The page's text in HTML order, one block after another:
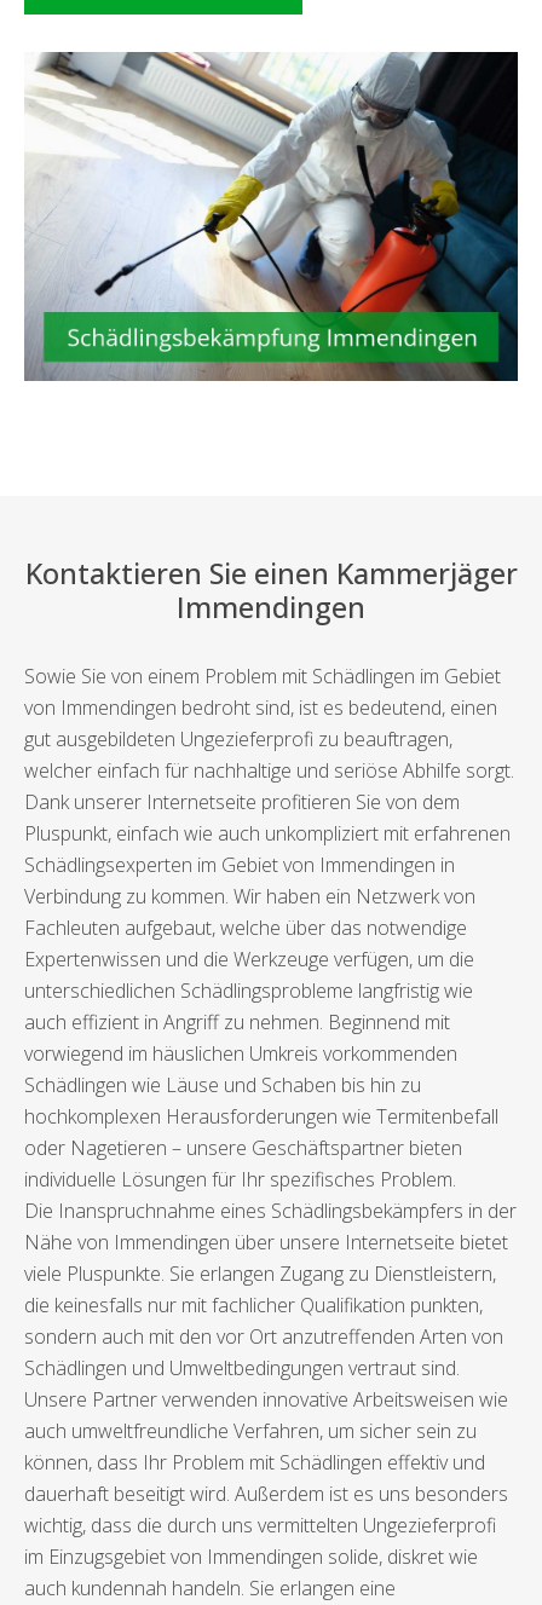
Kontaktieren Sie einen Kammerjäger
Immendingen
Sowie Sie von einem Problem mit Schädlingen im Gebiet
von Immendingen bedroht sind, ist es bedeutend, einen
gut ausgebildeten Ungezieferprofi zu beauftragen,
welcher einfach für nachhaltige und seriöse Abhilfe sorgt.
Dank unserer Internetseite profitieren Sie von dem
Pluspunkt, einfach wie auch unkompliziert mit erfahrenen
Schädlingsexperten im Gebiet von Immendingen in
Verbindung zu kommen. Wir haben ein Netzwerk von
Fachleuten aufgebaut, welche über das notwendige
Expertenwissen und die Werkzeuge verfügen, um die
unterschiedlichen Schädlingsprobleme langfristig wie
auch effizient in Angriff zu nehmen. Beginnend mit
vorwiegend im häuslichen Umkreis vorkommenden
Schädlingen wie Läuse und Schaben bis hin zu
hochkomplexen Herausforderungen wie Termitenbefall
oder Nagetieren – unsere Geschäftspartner bieten
individuelle Lösungen für Ihr spezifisches Problem.
Die Inanspruchnahme eines Schädlingsbekämpfers in der
Nähe von Immendingen über unsere Internetseite bietet
viele Pluspunkte. Sie erlangen Zugang zu Dienstleistern,
die keinesfalls nur mit fachlicher Qualifikation punkten,
sondern auch mit den vor Ort anzutreffenden Arten von
Schädlingen und Umweltbedingungen vertraut sind.
Unsere Partner verwenden innovative Arbeitsweisen wie
auch umweltfreundliche Verfahren, um sicher sein zu
können, dass Ihr Problem mit Schädlingen effektiv und
dauerhaft beseitigt wird. Außerdem ist es uns besonders
wichtig, dass die durch uns vermittelten Ungezieferprofi
im Einzugsgebiet von Immendingen solide, diskret wie
auch kundennah handeln. Sie erlangen eine